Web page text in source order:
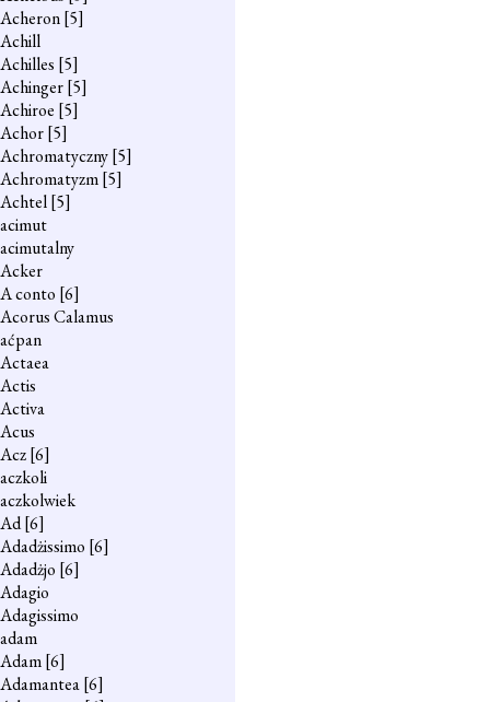
Acheron[5]
Achill
Achilles [5]
Achinger[5]
Achiroe [5]
Achor[5]
Achromatyczny[5]
Achromatyzm[5]
Achtel[5]
acimut
acimutalny
Acker
A conto [6]
Acorus Calamus
aćpan
Actaea
Actis
Activa
Acus
Acz[6]
aczkoli
aczkolwiek
Ad[6]
Adadżissimo [6]
Adadżjo [6]
Adagio
Adagissimo
adam
Adam[6]
Adamantea[6]